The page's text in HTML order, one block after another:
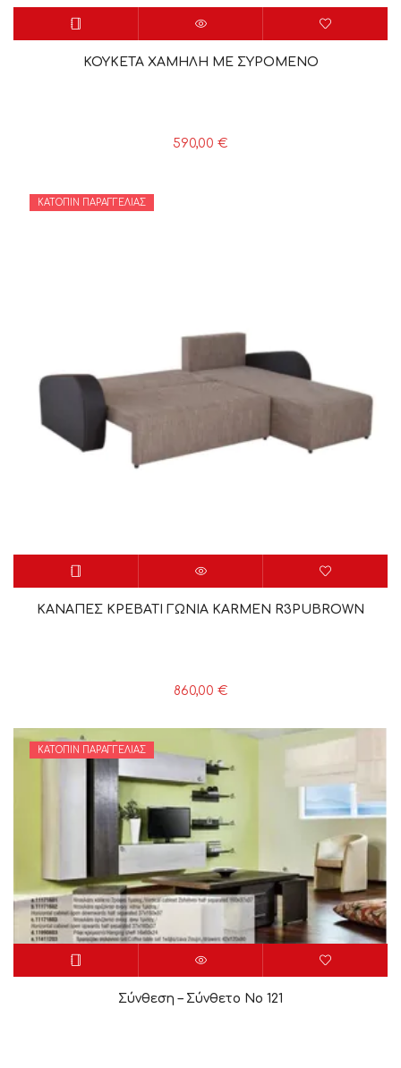
ΚΟΥΚΕΤΑ ΧΑΜΗΛΗ ΜΕ ΣΥΡΟΜΕΝΟ
590,00 €
ΚΑΤΌΠΙΝ ΠΑΡΑΓΓΕΛΊΑΣ
ΚΑΝΑΠΕΣ ΚΡΕΒΑΤΙ ΓΩΝΙΑ KARMEN R3PUBROWN
860,00 €
ΚΑΤΌΠΙΝ ΠΑΡΑΓΓΕΛΊΑΣ
Σύνθεση – Σύνθετο Νο 121